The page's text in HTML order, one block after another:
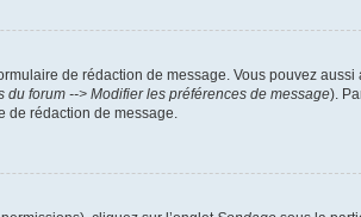
de rédaction de message. Vous pouvez aussi
du forum --> Modifier les préférences de message).
de rédaction de message.